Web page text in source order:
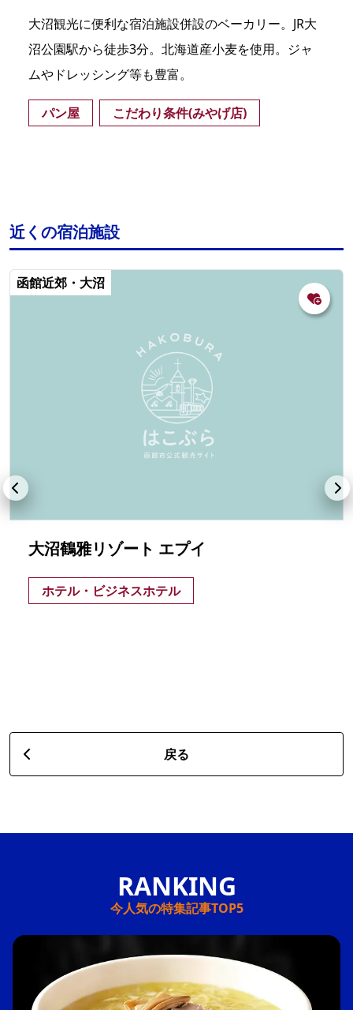
大沼観光に便利な宿泊施設併設のベーカリー。JR大
沼公園駅から徒歩3分。北海道産小麦を使用。ジャ
ムやドレッシング等も豊富。
パン屋 こだわり条件(みやげ店)
近くの宿泊施設
函館近郊・大沼
大沼鶴雅リゾート エプイ
ホテル・ビジネスホテル
戻る
今人気の特集記事TOP5